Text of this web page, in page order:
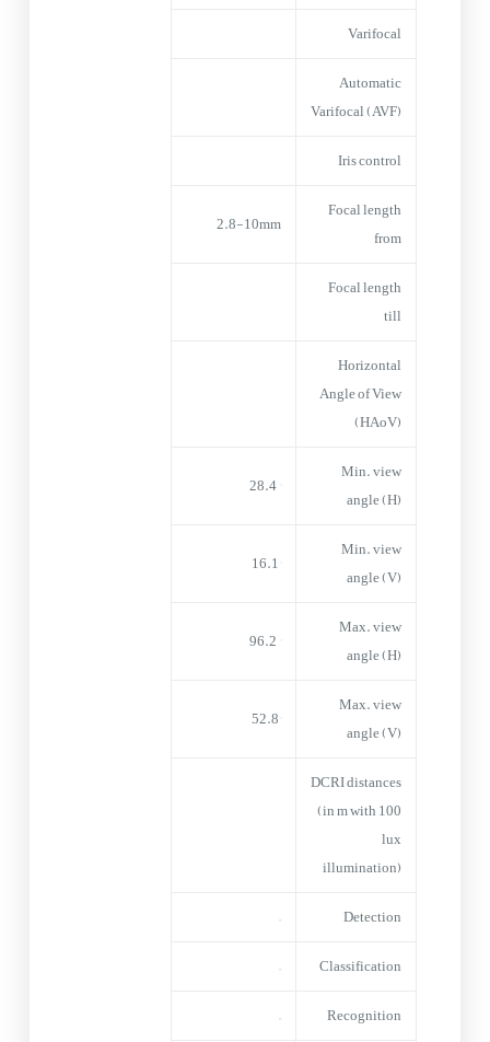
Varifocal
Automatic
Varifocal (AVF)
Iris control
Focal length
from
2.8-10mm
Focal length
till
Horizontal
Angle of View
(HAoV)
Min. view
angle (H)
Min. view
angle (V)
16.1°
Max. view
angle (H)
Max. view
angle (V)
52.8°
DCRI distances
(in m with 100
lux
illumination)
Detection
–
Classification
–
Recognition
–